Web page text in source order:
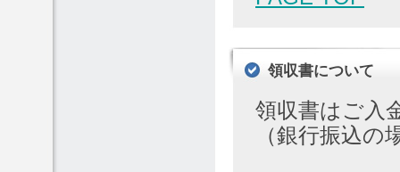
領収書について
領収書はご入
（銀行振込